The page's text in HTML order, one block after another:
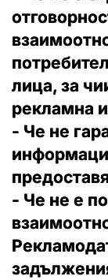
лица, за
рекламна
- Че не
- Че не е